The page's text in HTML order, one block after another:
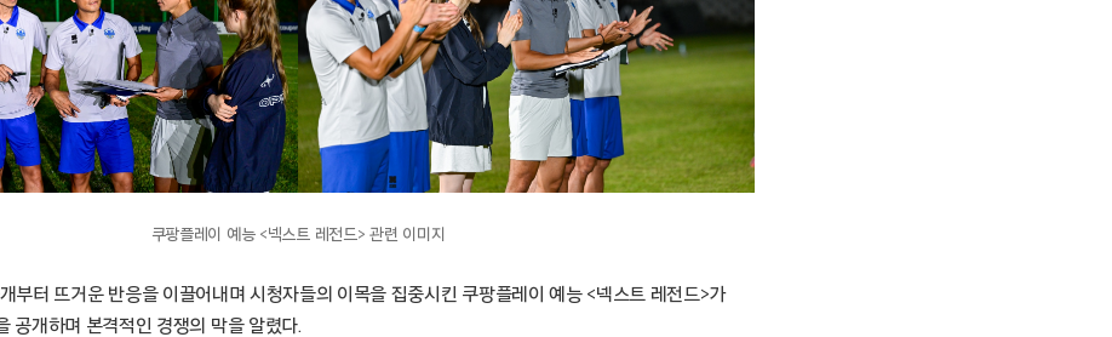
쿠팡플레이 예능 <넥스트 레전드> 관련 이미지
부터 뜨거운 반응을 이끌어내며 시청자들의 이목을 집중시킨 쿠팡플레이 예능 <넥스트 레전드>가
공개하며 본격적인 경쟁의 막을 알렸다.